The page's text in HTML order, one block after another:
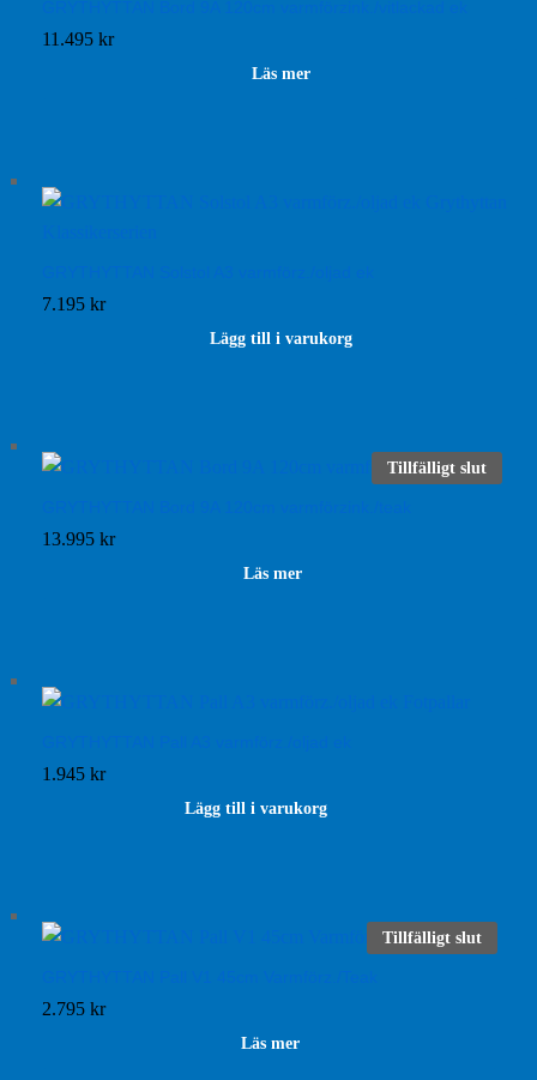
11.495 kr
Läs mer
7.195 kr
Lägg till i varukorg
Tillfälligt slut
13.995 kr
Läs mer
1.945 kr
Lägg till i varukorg
Tillfälligt slut
2.795 kr
Läs mer